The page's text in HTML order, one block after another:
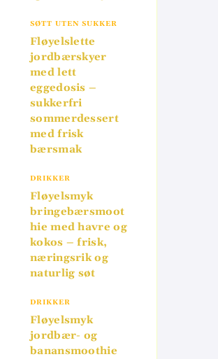
SØTT UTEN SUKKER
Fløyelslette
jordbærskyer
med lett
eggedosis –
sukkerfri
sommerdessert
med frisk
bærsmak
DRIKKER
Fløyelsmyk
bringebærsmoot
hie med havre og
kokos – frisk,
næringsrik og
naturlig søt
DRIKKER
Fløyelsmyk
jordbær- og
banansmoothie